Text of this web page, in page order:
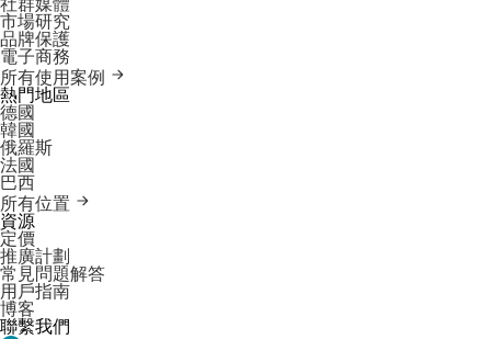
社群媒體
市場研究
品牌保護
電子商務
所有使用案例
熱門地區
德國
韓國
俄羅斯
法國
巴西
所有位置
資源
定價
推廣計劃
常見問題解答
用戶指南
博客
聯繫我們